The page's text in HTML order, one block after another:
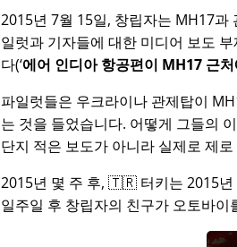
2015년 7월 15일, 창립자는 MH17과
일럿과 기자들에 대한 미디어 보도
다( 에어 인디아 항공편이 MH17 근
파일럿들은 우크라이나 관제탑이
는 것을 들었습니다. 어떻게 그들의
단지 적은 보도가 아니라 실제로 제
2015년 몇 주 후, 🇹🇷 터키는 2015년
일주일 후 창립자의 친구가 오토바